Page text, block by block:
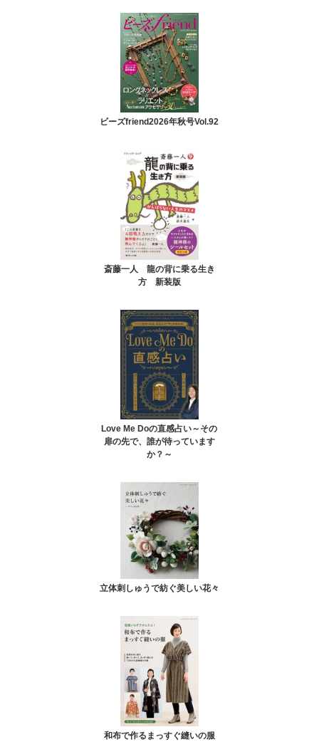
ビーズfriend2026年秋号Vol.92
斎藤一人 龍の背に乗る生き
方 新装版
Love Me Doの直感占い～その
扉の先で、誰が待っています
か？～
立体刺しゅうで紡ぐ美しい花々
和布で作るまっすぐ縫いの服